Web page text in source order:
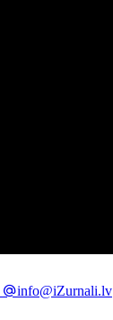
info@iZurnali.lv